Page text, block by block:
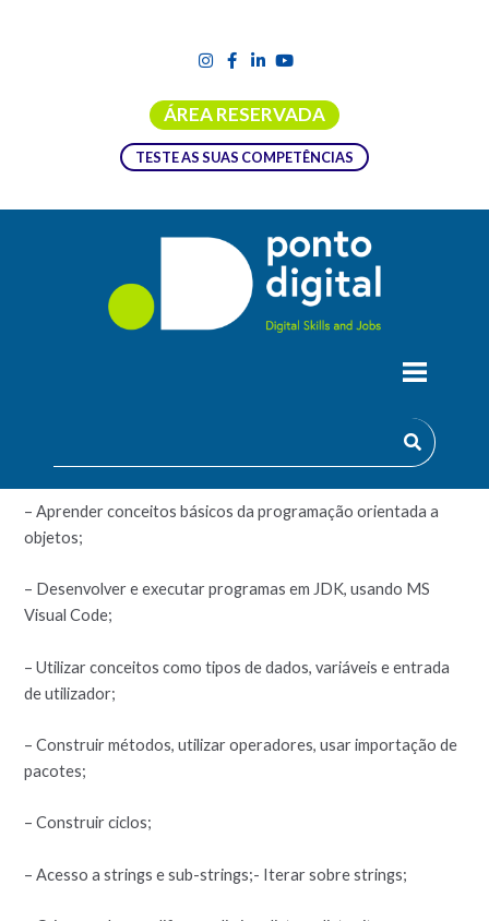
ÁREA RESERVADA
TESTE AS SUAS COMPETÊNCIAS
CURSO LIVRE DE INTRODUÇÃO AO
– Aprender conceitos básicos da programação orientada a
objetos;
– Desenvolver e executar programas em JDK, usando MS
Visual Code;
– Utilizar conceitos como tipos de dados, variáveis e entrada
de utilizador;
– Construir métodos, utilizar operadores, usar importação de
pacotes;
– Construir ciclos;
– Acesso a strings e sub-strings;- Iterar sobre strings;